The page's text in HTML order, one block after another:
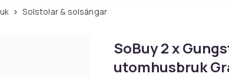
Solstolar & solsängar
SoBuy 2 x
utomhusbruk